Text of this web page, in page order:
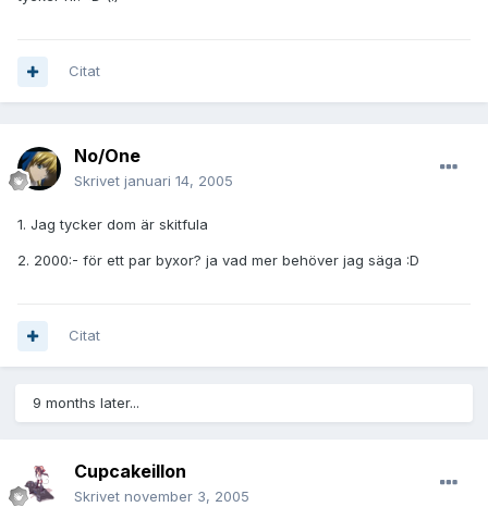
Citat
No/One
Skrivet januari 14, 2005
1. Jag tycker dom är skitfula
2. 2000:- för ett par byxor? ja vad mer behöver jag säga :D
Citat
9 months later...
Cupcakeillon
Skrivet november 3, 2005